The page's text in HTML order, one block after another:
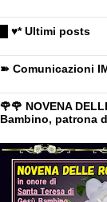
█ ♥* Ultimi posts
➽ Comunicazioni
🌹🌹 NOVENA
Bambino, patrona